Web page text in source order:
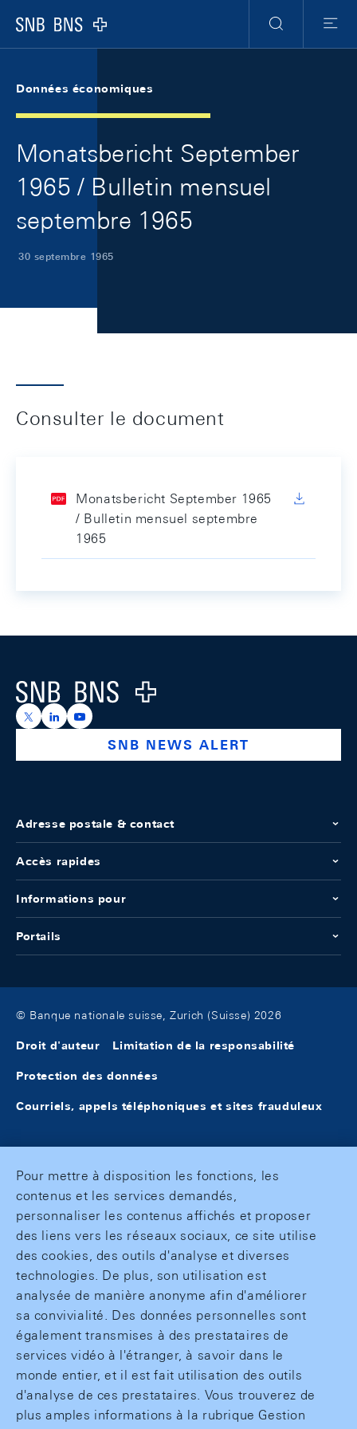
Logo
RechercheMenu
Données économiques
Monatsbericht September
1965 / Bulletin mensuel
septembre 1965
30 septembre 1965
Consulter le document
Monatsbericht September 1965
/ Bulletin mensuel septembre
1965
Logo
https://x.com/snb_bns
https://ch.linkedin.com/company/swiss-national-
https://www.youtube.com/@swissnationalbank
SNB NEWS ALERT
Adresse postale & contact
Accès rapides
Informations pour
Portails
© Banque nationale suisse, Zurich (Suisse) 2026
Droit d'auteur Limitation de la responsabilité
Protection des données
Courriels, appels téléphoniques et sites frauduleux
Pour mettre à disposition les fonctions, les
contenus et les services demandés,
personnaliser les contenus affichés et proposer
des liens vers les réseaux sociaux, ce site utilise
des cookies, des outils d'analyse et diverses
technologies. De plus, son utilisation est
analysée de manière anonyme afin d'améliorer
sa convivialité. Des données personnelles sont
également transmises à des prestataires de
services vidéo à l'étranger, à savoir dans le
monde entier, et il est fait utilisation des outils
d'analyse de ces prestataires. Vous trouverez de
plus amples informations à la rubrique Gestion